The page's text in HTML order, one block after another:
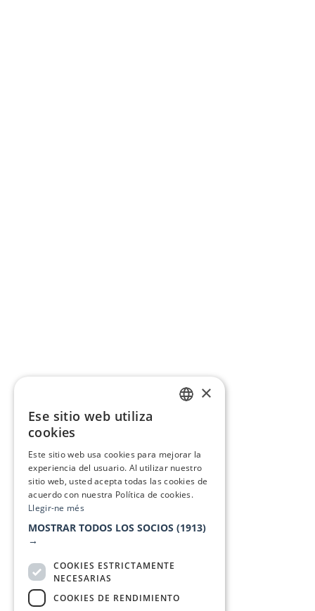
×
Ese sitio web utiliza
cookies
Este sitio web usa cookies para mejorar la
experiencia del usuario. Al utilizar nuestro
sitio web, usted acepta todas las cookies de
acuerdo con nuestra Política de cookies.
Llegir-ne més
MOSTRAR TODOS LOS SOCIOS (1913)
→
COOKIES ESTRICTAMENTE
NECESARIAS
COOKIES DE RENDIMIENTO